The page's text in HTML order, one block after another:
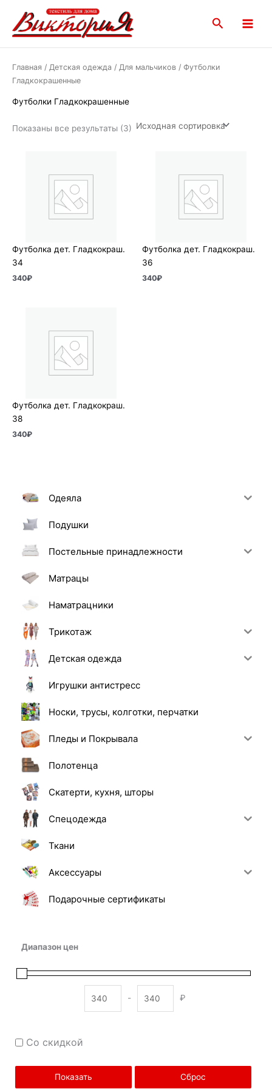
содержимому
Поиск
Menu
Одеяла
Подушки
Постельные принадлежности
Матрацы
Наматрацники
Трикотаж
Детская одежда
Игрушки антистресс
Носки, трусы, колготки, перчатки
Пледы и Покрывала
Полотенца
Скатерти, кухня, шторы
Спецодежда
Ткани
Аксессуары
Подарочные сертификаты
Диапазон цен
-
₽
Со скидкой
Показать Сброс
Главная / Детская одежда / Для мальчиков / Футболки
Гладкокрашенные
Футболки Гладкокрашенные
Показаны все результаты (3)
Футболка дет. Гладкокраш.
34
340₽
Футболка дет. Гладкокраш.
36
340₽
Футболка дет. Гладкокраш.
38
340₽